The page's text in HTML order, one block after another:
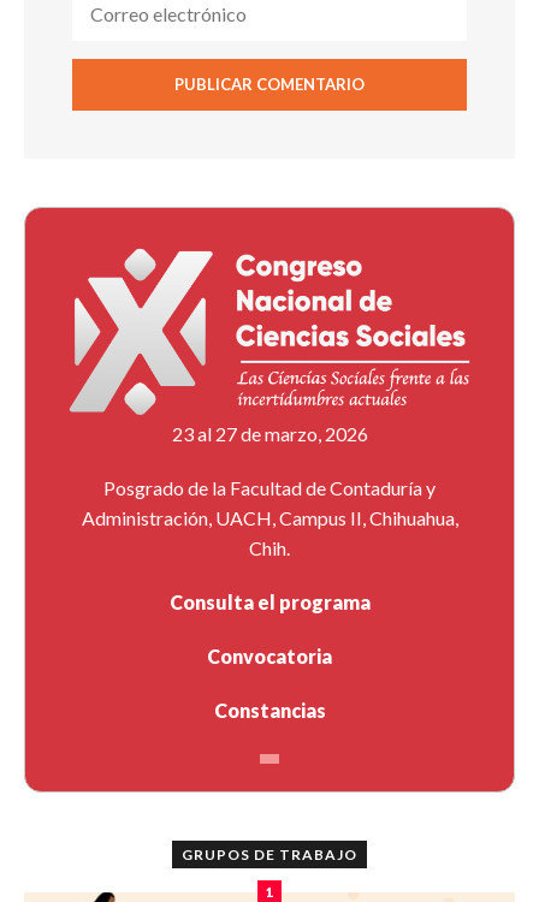
23 al 27 de marzo, 2026
Posgrado de la Facultad de Contaduría y
Administración, UACH, Campus II, Chihuahua,
Chih.
Consulta el programa
Convocatoria
Constancias
GRUPOS DE TRABAJO
1